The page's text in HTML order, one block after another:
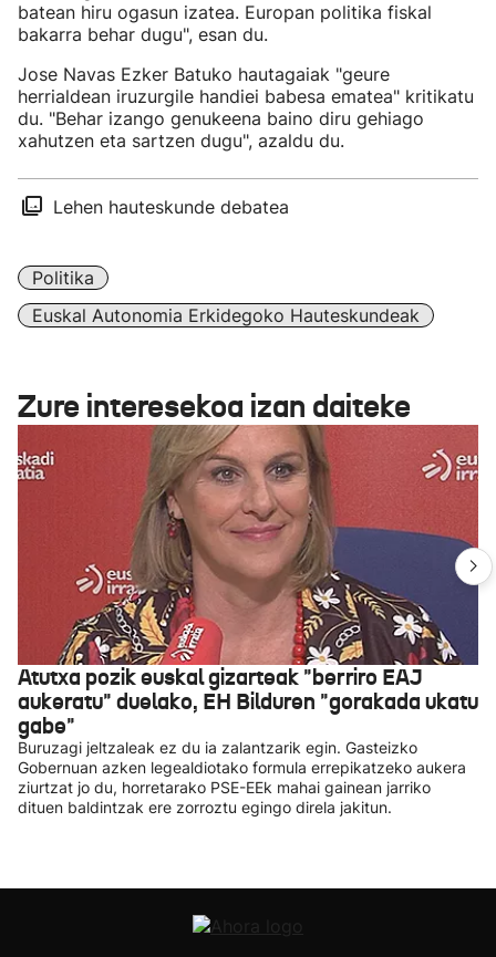
batean hiru ogasun izatea. Europan politika fiskal
bakarra behar dugu", esan du.
Jose Navas Ezker Batuko hautagaiak "geure
herrialdean iruzurgile handiei babesa ematea" kritikatu
du. "Behar izango genukeena baino diru gehiago
xahutzen eta sartzen dugu", azaldu du.
Lehen hauteskunde debatea
Politika
Euskal Autonomia Erkidegoko Hauteskundeak
Zure interesekoa izan daiteke
Atutxa pozik euskal gizarteak "berriro EAJ
aukeratu" duelako, EH Bilduren "gorakada ukatu
gabe"
Buruzagi jeltzaleak ez du ia zalantzarik egin. Gasteizko
Gobernuan azken legealdiotako formula errepikatzeko aukera
ziurtzat jo du, horretarako PSE-EEk mahai gainean jarriko
dituen baldintzak ere zorroztu egingo direla jakitun.